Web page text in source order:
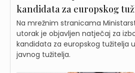
kandidata za europskog
Na mrežnim stranicama
utorak je objavljen natječaj za
kandidata za europskog tužitelja
javnog tužitelja.